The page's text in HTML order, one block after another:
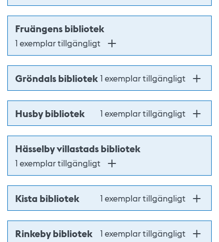
Fruängens bibliotek
1 exemplar tillgängligt
Gröndals bibliotek 1 exemplar tillgängligt
Husby bibliotek 1 exemplar tillgängligt
Hässelby villastads bibliotek
1 exemplar tillgängligt
Kista bibliotek 1 exemplar tillgängligt
Rinkeby bibliotek 1 exemplar tillgängligt